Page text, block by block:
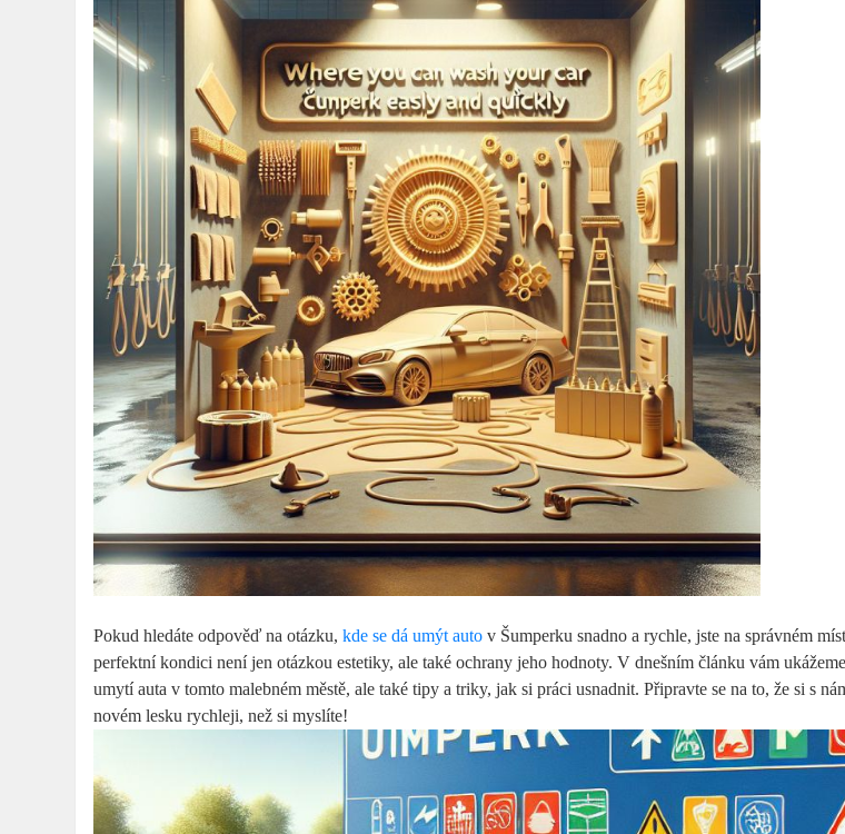
Pokud ​hledáte‌ odpověď na otázku,kde se dá umýt auto v‌ Šumperku snadno‍ a ‍rychle, jste‌ na‌ správném
perfektní kondici není ​jen otázkou estetiky,‌ ale také ochrany jeho hodnoty. V‍ dnešním článku vám​
umytí‌ auta v tomto malebném městě, ale také tipy‌ a triky, jak si práci usnadnit. Připravte se na to, že si s
novém lesku⁣ rychleji, než si myslíte!